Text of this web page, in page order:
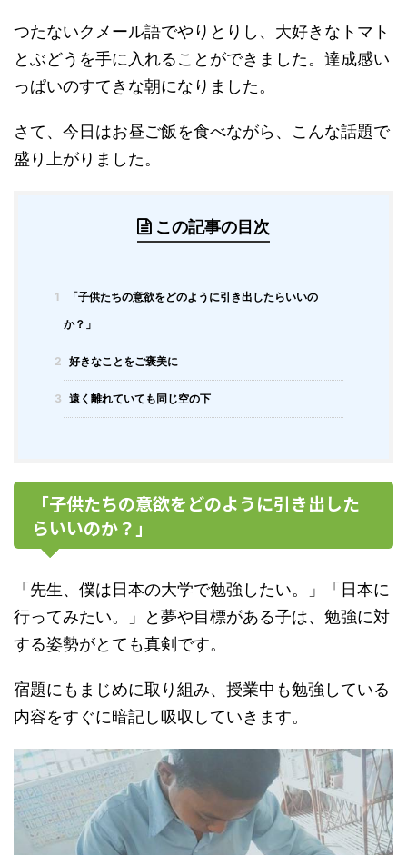
つたないクメール語でやりとりし、大好きなトマト
とぶどうを手に入れることができました。達成感い
っぱいのすてきな朝になりました。
さて、今日はお昼ご飯を食べながら、こんな話題で
盛り上がりました。
この記事の目次
1
「子供たちの意欲をどのように引き出したらいいの
か？」
2 好きなことをご褒美に
3 遠く離れていても同じ空の下
「子供たちの意欲をどのように引き出した
らいいのか？」
「先生、僕は日本の大学で勉強したい。」「日本に
行ってみたい。」と夢や目標がある子は、勉強に対
する姿勢がとても真剣です。
宿題にもまじめに取り組み、授業中も勉強している
内容をすぐに暗記し吸収していきます。